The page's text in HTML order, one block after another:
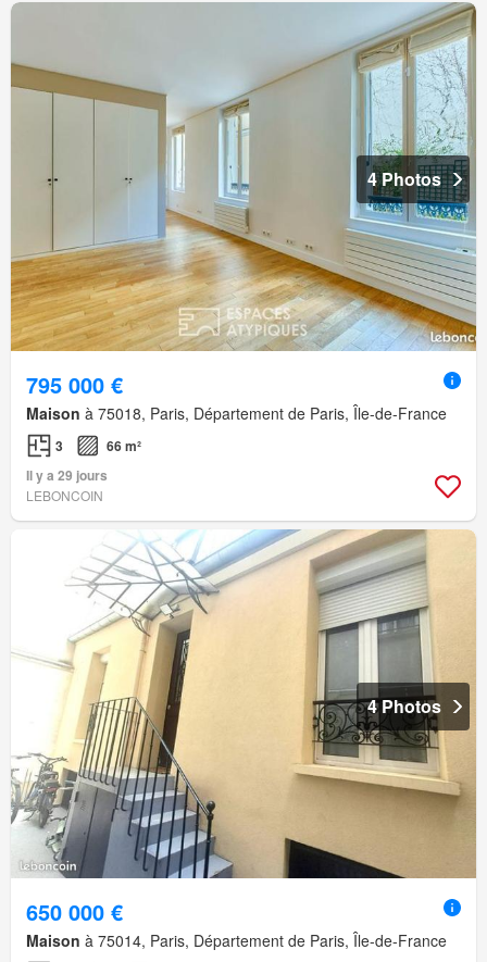
4 Photos
795 000 €
Maison à 75018, Paris, Département de Paris, Île-de-France
3
66 m²
Il y a 29 jours
LEBONCOIN
4 Photos
650 000 €
Maison à 75014, Paris, Département de Paris, Île-de-France